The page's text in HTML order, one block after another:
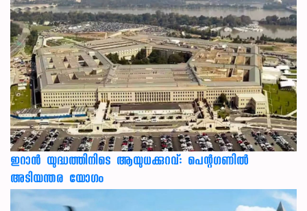
ഇറാന്‍ യുദ്ധത്തിനിടെ ആയുധക്കുറവ്: പെന്റഗണില്‍
അടിയന്തര യോഗം